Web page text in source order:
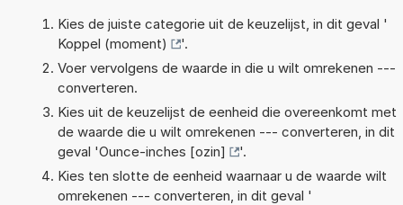
Kies de juiste categorie uit de keuzelijst, in dit geval '
Koppel (moment)
'.
Voer vervolgens de waarde in die u wilt omrekenen ---
converteren.
Kies uit de keuzelijst de eenheid die overeenkomt met
de waarde die u wilt omrekenen --- converteren, in dit
geval 'Ounce-inches [ozin]
'.
Kies ten slotte de eenheid waarnaar u de waarde wilt
omrekenen --- converteren, in dit geval '